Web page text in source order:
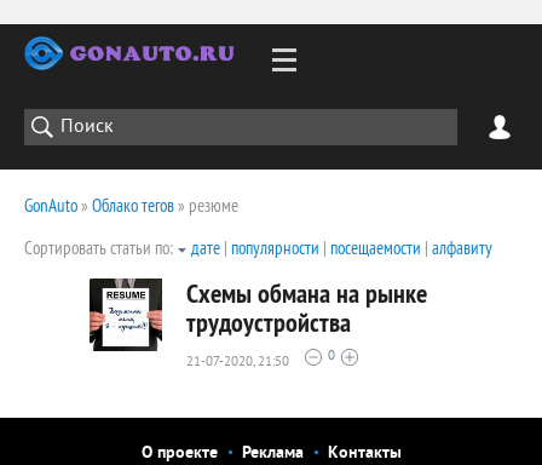
GonAuto» Облако тегов» резюме
Сортировать статьи по:
дате | популярности | посещаемости | алфавиту
Схемы обмана на рынке
трудоустройства
21-07-2020, 21:50 0
О проекте Реклама Контакты